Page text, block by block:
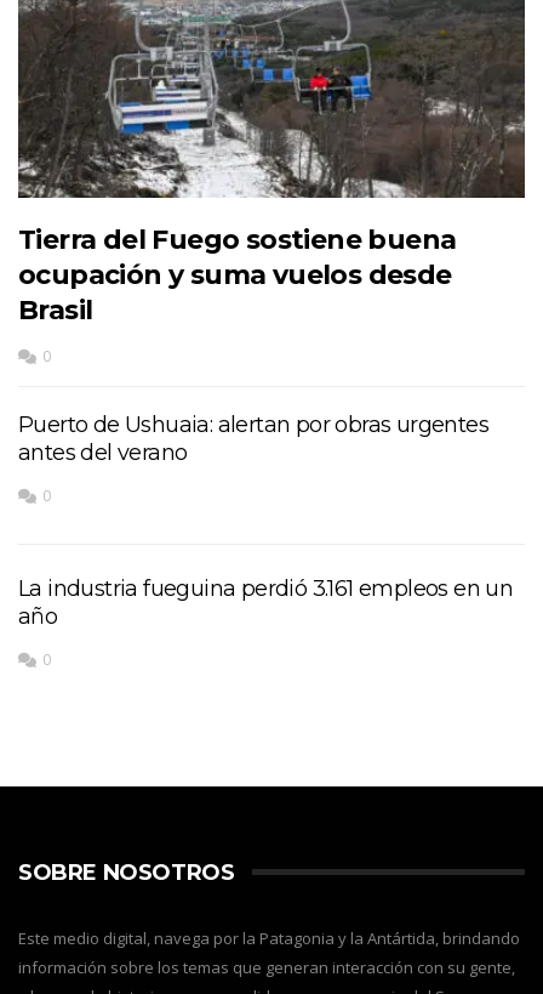
Tierra del Fuego sostiene buena
ocupación y suma vuelos desde
Brasil
0
Puerto de Ushuaia: alertan por obras urgentes
antes del verano
0
La industria fueguina perdió 3.161 empleos en un
año
0
SOBRE NOSOTROS
Este medio digital, navega por la Patagonia y la Antártida, brindando
información sobre los temas que generan interacción con su gente,